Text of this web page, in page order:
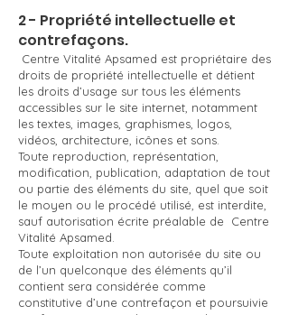
2 - Propriété intellectuelle et
contrefaçons.
Centre Vitalité Apsamed est propriétaire des
droits de propriété intellectuelle et détient
les droits d’usage sur tous les éléments
accessibles sur le site internet, notamment
les textes, images, graphismes, logos,
vidéos, architecture, icônes et sons.
Toute reproduction, représentation,
modification, publication, adaptation de tout
ou partie des éléments du site, quel que soit
le moyen ou le procédé utilisé, est interdite,
sauf autorisation écrite préalable de Centre
Vitalité Apsamed.
Toute exploitation non autorisée du site ou
de l’un quelconque des éléments qu’il
contient sera considérée comme
constitutive d’une contrefaçon et poursuivie